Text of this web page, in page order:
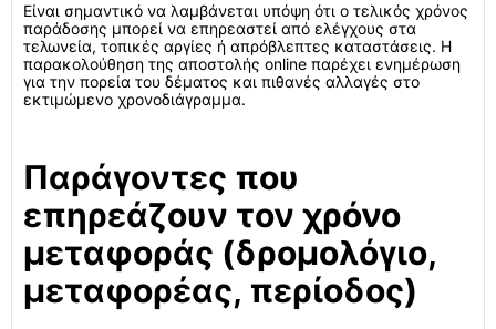
Είναι σημαντικό να λαμβάνεται υπόψη ότι ο τελικός χρόνος
παράδοσης μπορεί να επηρεαστεί από ελέγχους στα
τελωνεία, τοπικές αργίες ή απρόβλεπτες καταστάσεις. Η
παρακολούθηση της αποστολής online παρέχει ενημέρωση
για την πορεία του δέματος και πιθανές αλλαγές στο
εκτιμώμενο χρονοδιάγραμμα.
Παράγοντες που
επηρεάζουν τον χρόνο
μεταφοράς (δρομολόγιο,
μεταφορέας, περίοδος)